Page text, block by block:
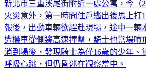
新北市三重溪尾街附近一處公寓，今（
火災意外，第一時間住戶逃出後馬上打
報後，出動車輛欲趕赴現場，途中一輛
遭機車從側邊高速撞擊，騎士也當場噴
消到場後，發現騎士為僅16歲的少年、
呼吸心跳，但仍昏迷在觀察當中。